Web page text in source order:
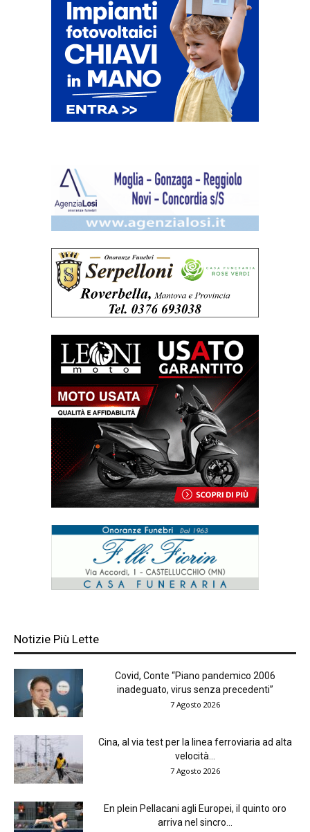
Notizie Più Lette
Covid, Conte “Piano pandemico 2006
inadeguato, virus senza precedenti”
7 Agosto 2026
Cina, al via test per la linea ferroviaria ad alta
velocità...
7 Agosto 2026
En plein Pellacani agli Europei, il quinto oro
arriva nel sincro...